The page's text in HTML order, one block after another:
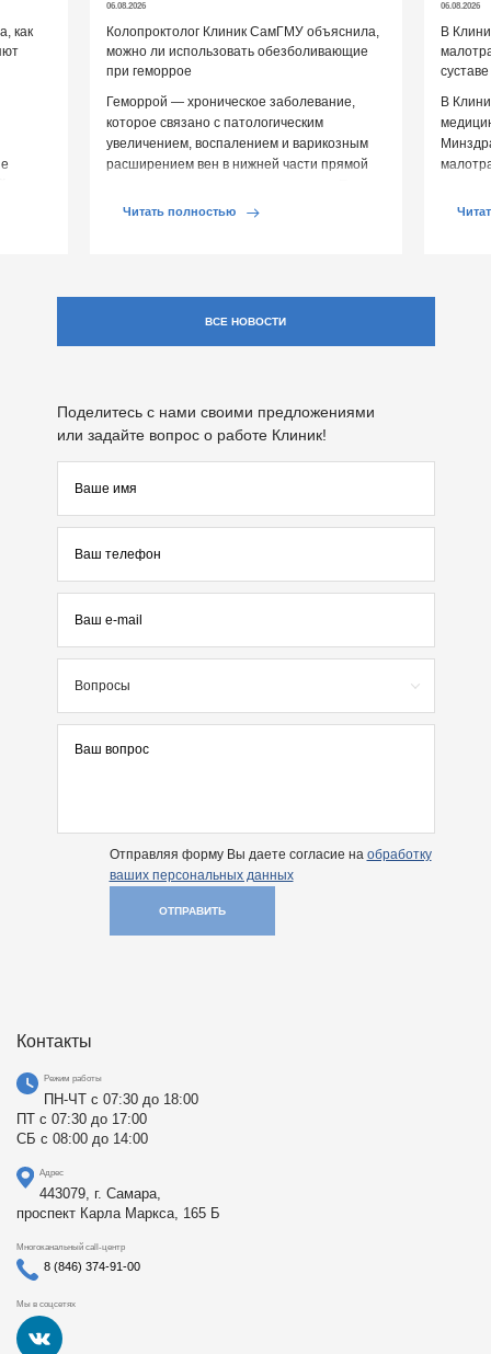
как
06.08.2026
Колопроктолог Клиник СамГМУ объяснила,
можно ли использовать обезболивающие
при геморрое
Геморрой — хроническое заболевание,
которое связано с патологическим
увеличением, воспалением и варикозным
расширением вен в нижней части прямой
обострении […]
Читать полностью
06.08.2026
В
суставе
В
ВСЕ НОВОСТИ
Поделитесь с нами своими предложениями
или задайте вопрос о работе Клиник!
Вопросы
Отправляя форму Вы даете согласие на обработку
ваших персональных данных
ОТПРАВИТЬ
Контакты
Режим работы
ПН-ЧТ с 07:30 до 18:00
ПТ с 07:30 до 17:00
СБ с 08:00 до 14:00
Адрес
443079, г. Самара,
проспект Карла Маркса, 165 Б
Многоканальный call-центр
8 (846) 374-91-00
Мы в соцсетях